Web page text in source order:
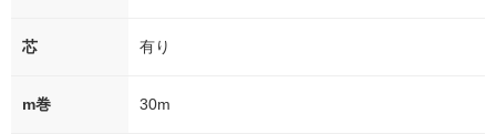
芯 有り
m巻 30m